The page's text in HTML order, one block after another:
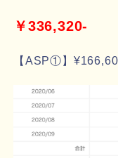
￥336,320-
【ASP①】